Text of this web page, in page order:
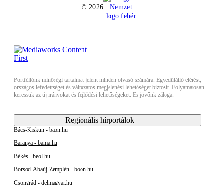
© 2026
Portfóliónk minőségi tartalmat jelent minden olvasó számára. Egyedülálló elérést,
országos lefedettséget és változatos megjelenési lehetőséget biztosít. Folyamatosan
keressük az új irányokat és fejlődési lehetőségeket. Ez jövőnk záloga.
Regionális hírportálok
Bács-Kiskun - baon.hu
Baranya - bama.hu
Békés - beol.hu
Borsod-Abaúj-Zemplén - boon.hu
Csongrád - delmagyar.hu